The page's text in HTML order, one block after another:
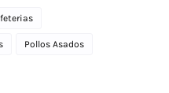
Pollos Asados